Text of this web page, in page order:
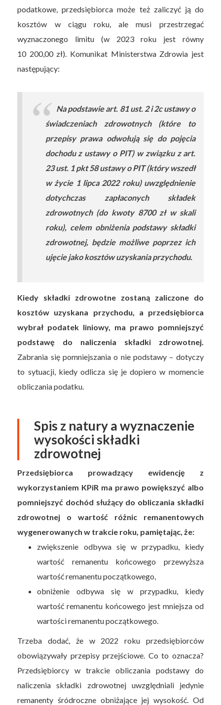
podatkowe, przedsiębiorca może też zaliczyć ją do
kosztów w ciągu roku, ale musi przestrzegać
wyznaczonego limitu (w 2023 roku jest równy
10 200,00 zł). Komunikat Ministerstwa Zdrowia jest
następujący:
Na podstawie art. 81 ust. 2 i 2c ustawy o
świadczeniach zdrowotnych (które to
przepisy prawa odwołują się do pojęcia
dochodu z ustawy o PIT) w związku z art.
23 ust. 1 pkt 58 ustawy o PIT (który wszedł
w życie 1 lipca 2022 roku) uwzględnienie
dotychczas zapłaconych składek
zdrowotnych (do kwoty 8700 zł w skali
roku), celem obniżenia podstawy składki
zdrowotnej, będzie możliwe poprzez ich
ujęcie jako kosztów uzyskania przychodu.
Kiedy składki zdrowotne zostaną zaliczone do
kosztów uzyskana przychodu, a przedsiębiorca
wybrał podatek liniowy, ma prawo pomniejszyć
podstawę do naliczenia składki zdrowotnej.
Zabrania się pomniejszania o nie podstawy – dotyczy
to sytuacji, kiedy odlicza się je dopiero w momencie
obliczania podatku.
Spis z natury a wyznaczenie
wysokości składki
zdrowotnej
Przedsiębiorca prowadzący ewidencję z
wykorzystaniem KPiR ma prawo powiększyć albo
pomniejszyć dochód służący do obliczania składki
zdrowotnej o wartość różnic remanentowych
wygenerowanych w trakcie roku, pamiętając, że:
zwiększenie odbywa się w przypadku, kiedy
wartość remanentu końcowego przewyższa
wartość remanentu początkowego,
obniżenie odbywa się w przypadku, kiedy
wartość remanentu końcowego jest mniejsza od
wartości remanentu początkowego.
Trzeba dodać, że w 2022 roku przedsiębiorców
obowiązywały przepisy przejściowe. Co to oznacza?
Przedsiębiorcy w trakcie obliczania podstawy do
naliczenia składki zdrowotnej uwzględniali jedynie
remanenty śródroczne obniżające jej wysokość. Od